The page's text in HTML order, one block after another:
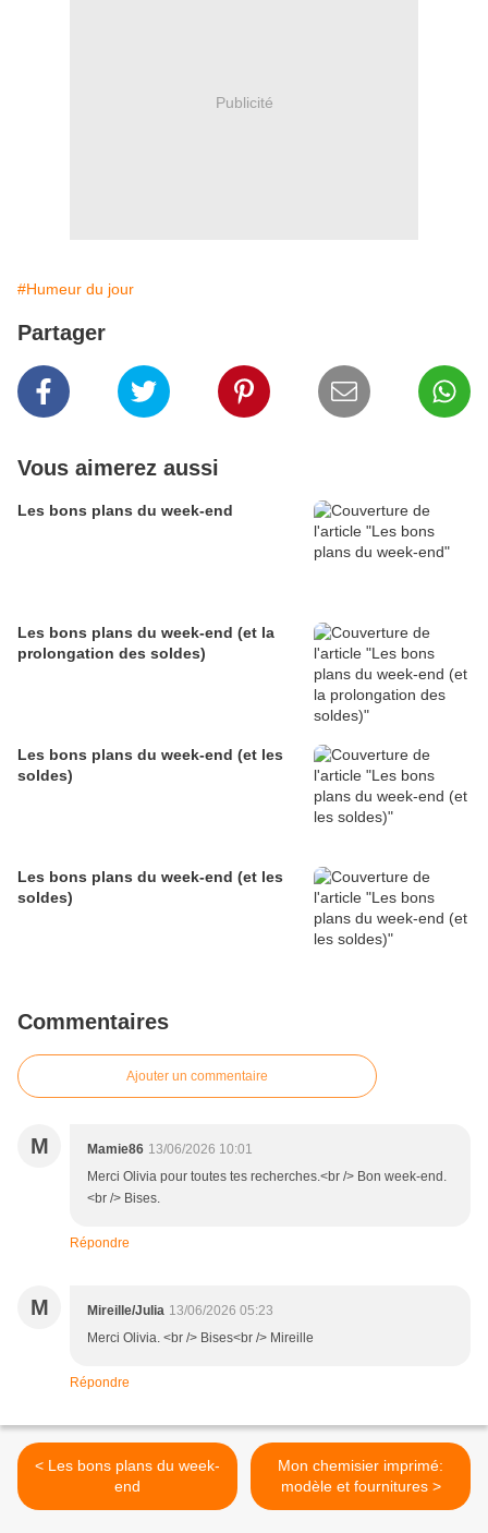
Publicité
#Humeur du jour
Partager
Vous aimerez aussi
Les bons plans du week-end
Les bons plans du week-end (et la
prolongation des soldes)
Les bons plans du week-end (et les
soldes)
Les bons plans du week-end (et les
soldes)
Commentaires
Ajouter un commentaire
M Mamie86 13/06/2026 10:01
Merci Olivia pour toutes tes recherches.<br /> Bon week-end.
<br /> Bises.
Répondre
M Mireille/Julia 13/06/2026 05:23
Merci Olivia. <br /> Bises<br /> Mireille
Répondre
< Les bons plans du week-
end
Mon chemisier imprimé:
modèle et fournitures >